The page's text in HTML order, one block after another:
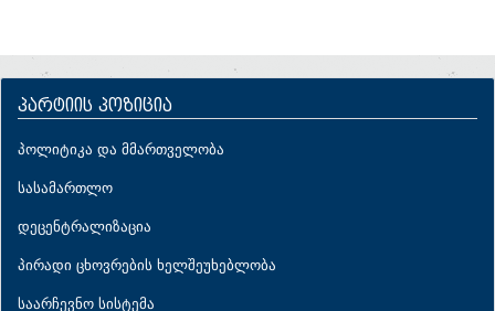
პარტიის პოზიცია
პოლიტიკა და მმართველობა
სასამართლო
დეცენტრალიზაცია
პირადი ცხოვრების ხელშეუხებლობა
საარჩევნო სისტემა